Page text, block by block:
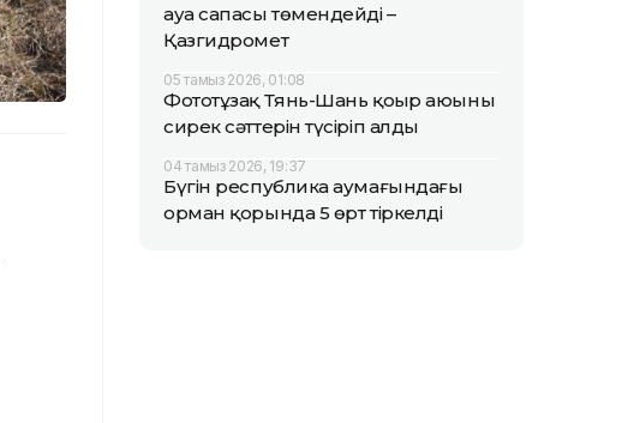
ауа сапасы төмендейді –
Қазгидромет
05 тамыз 2026, 01:08
Фототұзақ Тянь-Шань қоңыр аюының
сирек сәттерін түсіріп алды
04 тамыз 2026, 19:37
Бүгін республика аумағындағы
орман қорында 5 өрт тіркелді